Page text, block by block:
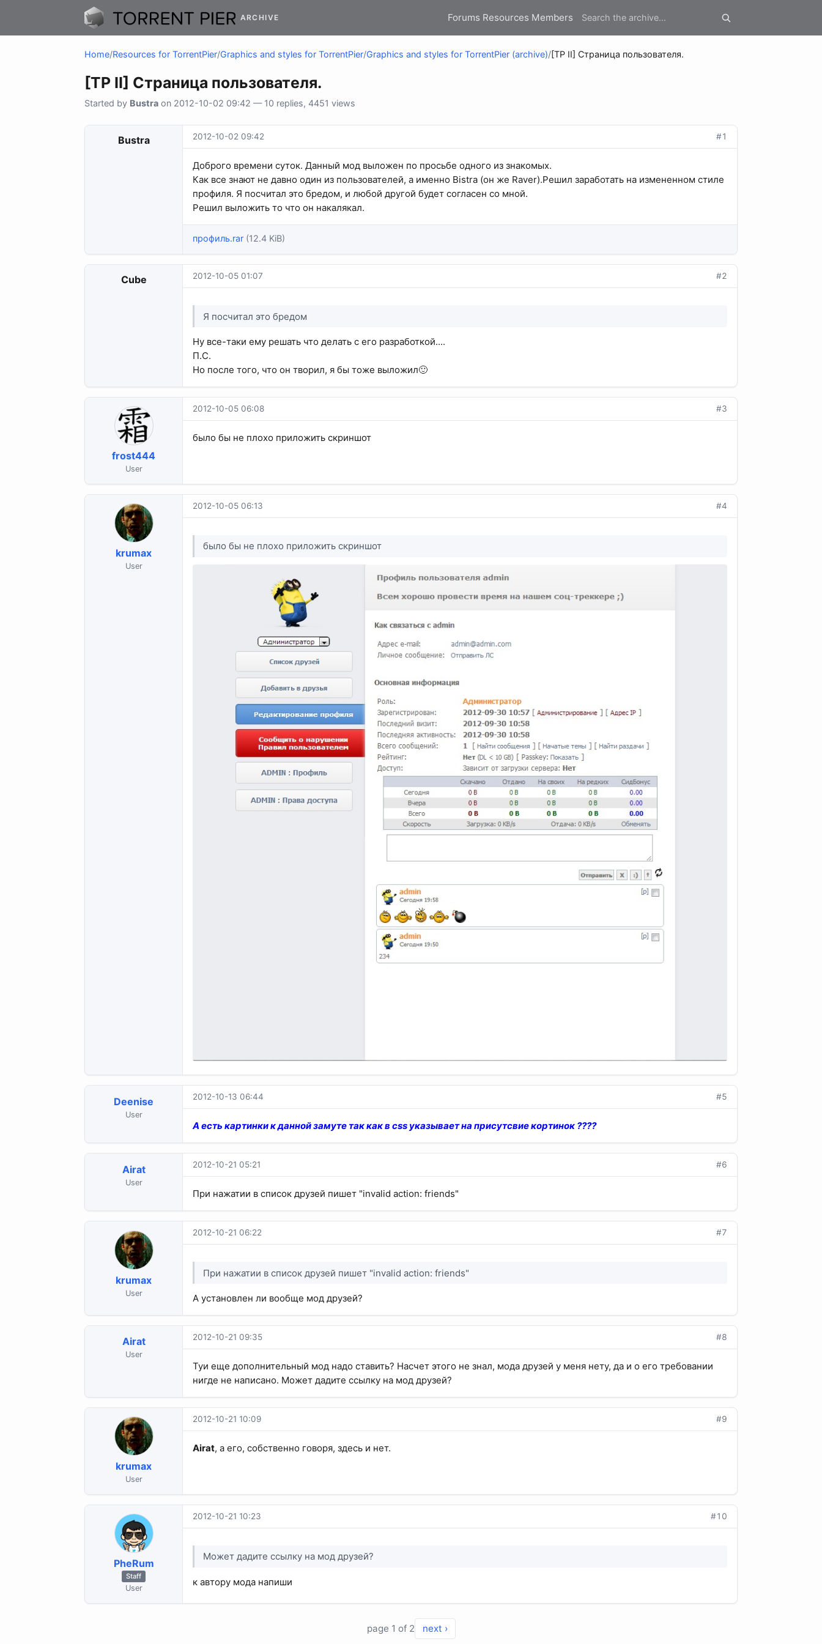
ARCHIVE Forums Resources Members
Home/Resources for TorrentPier/Graphics and styles for TorrentPier/Graphics and styles for TorrentPier (archive)/[TP II] Страница пользователя.
[TP II] Страница пользователя.
Started by Bustra on 2012-10-02 09:42 — 10 replies, 4451 views
Bustra 2012-10-02 09:42 #1
Доброго времени суток. Данный мод выложен по просьбе одного из знакомых.
Как все знают не давно один из пользователей, а именно Bistra (он же Raver).Решил заработать на измененном стиле
профиля. Я посчитал это бредом, и любой другой будет согласен со мной.
Решил выложить то что он накалякал.
профиль.rar (12.4 KiB)
Cube 2012-10-05 01:07 #2
Я посчитал это бредом
Ну все-таки ему решать что делать с его разработкой....
П.С.
Но после того, что он творил, я бы тоже выложил🙂
frost444
User
2012-10-05 06:08 #3
было бы не плохо приложить скриншот
krumax
User
2012-10-05 06:13 #4
было бы не плохо приложить скриншот
Deenise
User
2012-10-13 06:44 #5
А есть картинки к данной замуте так как в css указывает на присутсвие кортинок ????
Airat
User
2012-10-21 05:21 #6
При нажатии в список друзей пишет "invalid action: friends"
krumax
User
2012-10-21 06:22 #7
При нажатии в список друзей пишет "invalid action: friends"
А установлен ли вообще мод друзей?
Airat
User
2012-10-21 09:35 #8
Туи еще дополнительный мод надо ставить? Насчет этого не знал, мода друзей у меня нету, да и о его требовании
нигде не написано. Может дадите ссылку на мод друзей?
krumax
User
2012-10-21 10:09 #9
Airat, а его, собственно говоря, здесь и нет.
PheRum
Staff
User
2012-10-21 10:23 #10
Может дадите ссылку на мод друзей?
к автору мода напиши
page 1 of 2 next ›